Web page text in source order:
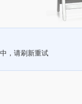
，请刷新重试